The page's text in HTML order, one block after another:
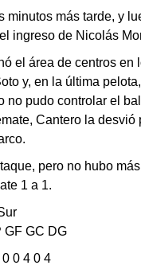
minutos más tarde, y
ingreso de Nicolás
el área de centros en
y, en la última
no pudo controlar el
Cantero la desvió
pero no hubo
1 a 1.
GF GC DG
0 4 0 4